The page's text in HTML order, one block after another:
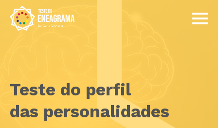
Teste do perfil
das personalidades